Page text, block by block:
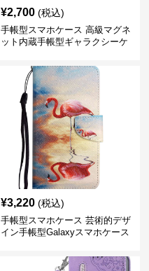
¥2,700 (税込)
手帳型スマホケース 高級マグネ
ット内蔵手帳型ギャラクシーケ
¥3,220 (税込)
手帳型スマホケース 芸術的デザ
イン手帳型Galaxyスマホケース